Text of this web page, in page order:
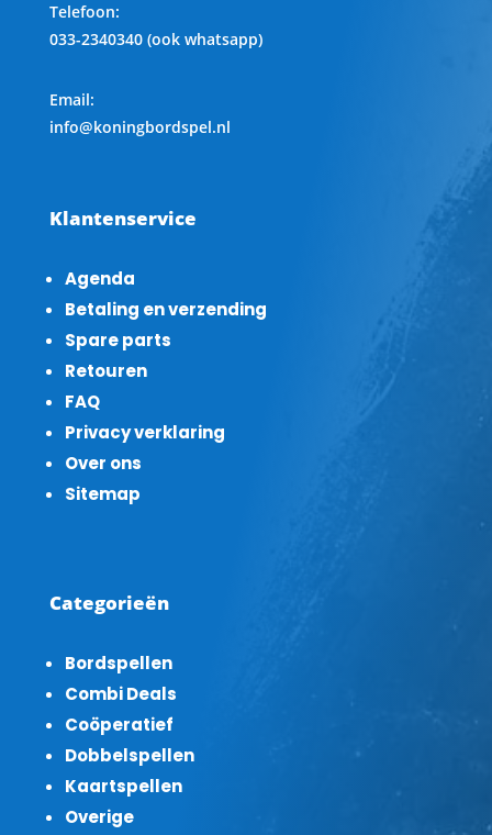
Telefoon:
033-2340340 (ook whatsapp)
Email:
info@koningbordspel.nl
Klantenservice
Agenda
Betaling en verzending
Spare parts
Retouren
FAQ
Privacy verklaring
Over ons
Sitemap
Categorieën
Bordspellen
Combi Deals
Coöperatief
Dobbelspellen
Kaartspellen
Overige